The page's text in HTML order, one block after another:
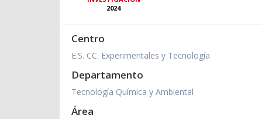
2024
Centro
E.S. CC. Experimentales y Tecnología
Departamento
Tecnología Química y Ambiental
Área